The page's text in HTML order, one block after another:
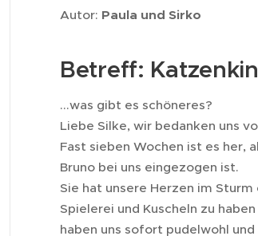
Autor: Paula und Sirko
Betreff:
...was gibt es schöneres?
Liebe Silke, wir bedanken uns
Fast sieben Wochen ist es her,
Bruno bei uns eingezogen ist.
Sie hat unsere Herzen im
Spielerei und Kuscheln zu
haben uns sofort pudelwohl